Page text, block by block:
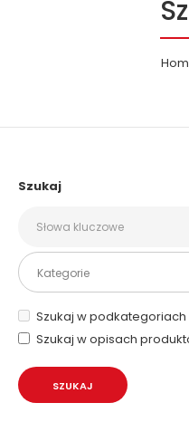
Szukaj
Szukaj w podkategoriach
Szukaj w opisach